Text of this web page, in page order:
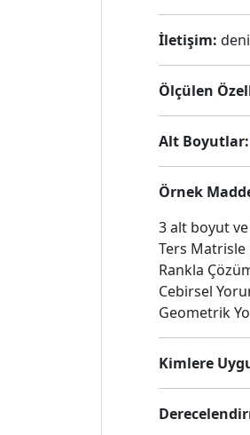
İletişim:
Ölçülen
Alt Boyutlar:
Örnek
3 alt boyut
Ters Matrisle
Rankla
Cebirsel
Geometrik
Kimlere